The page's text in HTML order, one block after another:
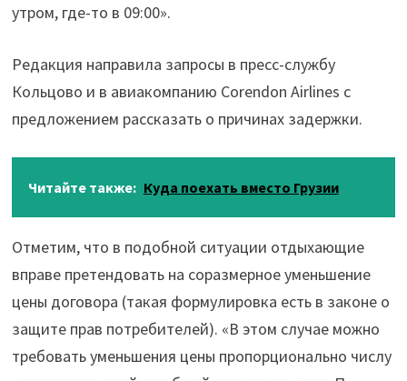
утром, где-то в 09:00».
Редакция направила запросы в пресс-службу
Кольцово и в авиакомпанию Corendon Airlines с
предложением рассказать о причинах задержки.
Читайте также: Куда поехать вместо Грузии
Отметим, что в подобной ситуации отдыхающие
вправе претендовать на соразмерное уменьшение
цены договора (такая формулировка есть в законе о
защите прав потребителей). «В этом случае можно
требовать уменьшения цены пропорционально числу